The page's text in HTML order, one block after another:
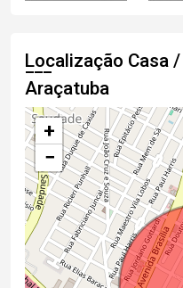
Localização Casa
Araçatuba
+
−